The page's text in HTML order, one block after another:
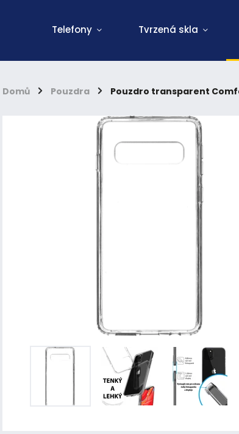
Telefony Tvrzená skla
Domů / Pouzdra / Pouzdro transparent